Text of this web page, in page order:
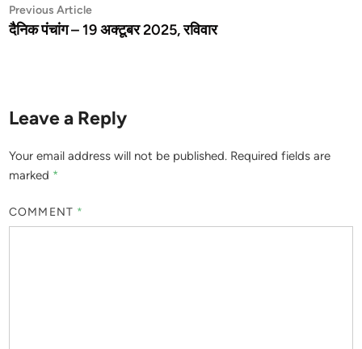
Post
navigation
Previous ArticlePrevious
article:
दैनिक पंचांग – 19 अक्टूबर 2025, रविवार
Leave a Reply
Your email address will not be published. Required fields are
marked *
COMMENT *